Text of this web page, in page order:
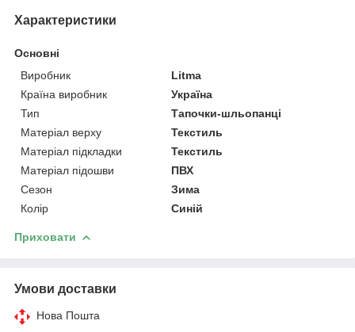
Характеристики
Основні
Виробник
Litma
Країна виробник
Україна
Тип
Тапочки-шльопанці
Матеріал верху
Текстиль
Матеріал підкладки
Текстиль
Матеріал підошви
ПВХ
Сезон
Зима
Колір
Синій
Приховати
Умови доставки
Нова Пошта